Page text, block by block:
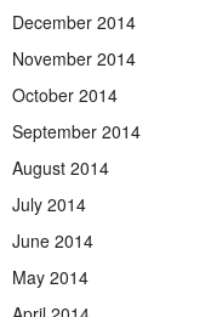
December 2014
November 2014
October 2014
September 2014
August 2014
July 2014
June 2014
May 2014